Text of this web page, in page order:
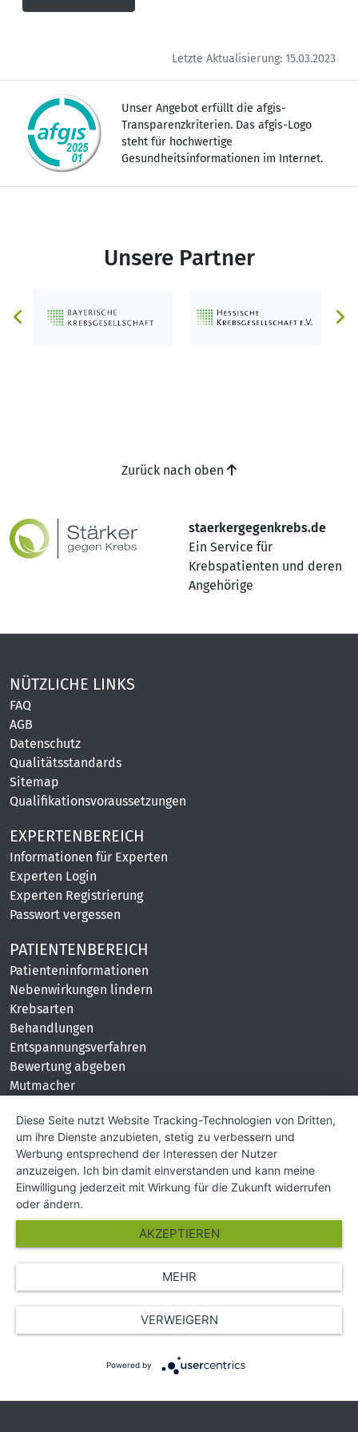
Letzte Aktualisierung: 15.03.2023
Unser Angebot erfüllt die afgis-
Transparenzkriterien. Das afgis-Logo
steht für hochwertige
Gesundheitsinformationen im Internet.
Unsere Partner
staerkergegenkrebs.de
Ein Service für
Krebspatienten und deren
Angehörige
Zurück nach oben
NÜTZLICHE LINKS
FAQ
AGB
Datenschutz
Qualitätsstandards
Sitemap
Qualifikationsvoraussetzungen
EXPERTENBEREICH
Informationen für Experten
Experten Login
Experten Registrierung
Passwort vergessen
PATIENTENBEREICH
Patienteninformationen
Nebenwirkungen lindern
Krebsarten
Behandlungen
Entspannungsverfahren
Bewertung abgeben
Mutmacher
KONTAKT
Impressum
Hilfe und Kontakt
Partner
Presse
Über Uns
© Copyright 2026 SGK Stärker gegen Krebs
Diese Seite nutzt Website Tracking-Technologien von Dritten,
um ihre Dienste anzubieten, stetig zu verbessern und
Werbung entsprechend der Interessen der Nutzer
anzuzeigen. Ich bin damit einverstanden und kann meine
Einwilligung jederzeit mit Wirkung für die Zukunft widerrufen
oder ändern.
VERWEIGERN
AKZEPTIEREN
MEHR
Powered by